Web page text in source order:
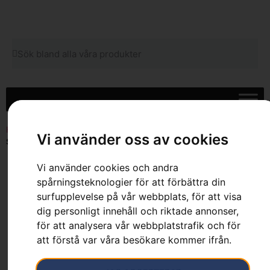
Vi använder oss av cookies
Vi använder cookies och andra
spårningsteknologier för att förbättra din
surfupplevelse på vår webbplats, för att visa
dig personligt innehåll och riktade annonser,
för att analysera vår webbplatstrafik och för
att förstå var våra besökare kommer ifrån.
Hem
Svärd 3/8″ MINI, Pixel, X-Force, 12″
Svärd 3/8″ MINI,